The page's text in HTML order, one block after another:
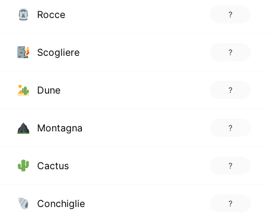
Rocce ?
Scogliere ?
Dune ?
Montagna ?
Cactus ?
Conchiglie ?